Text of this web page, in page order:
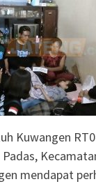
Kuwangen
mendapat